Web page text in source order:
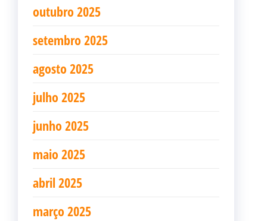
outubro 2025
setembro 2025
agosto 2025
julho 2025
junho 2025
maio 2025
abril 2025
março 2025